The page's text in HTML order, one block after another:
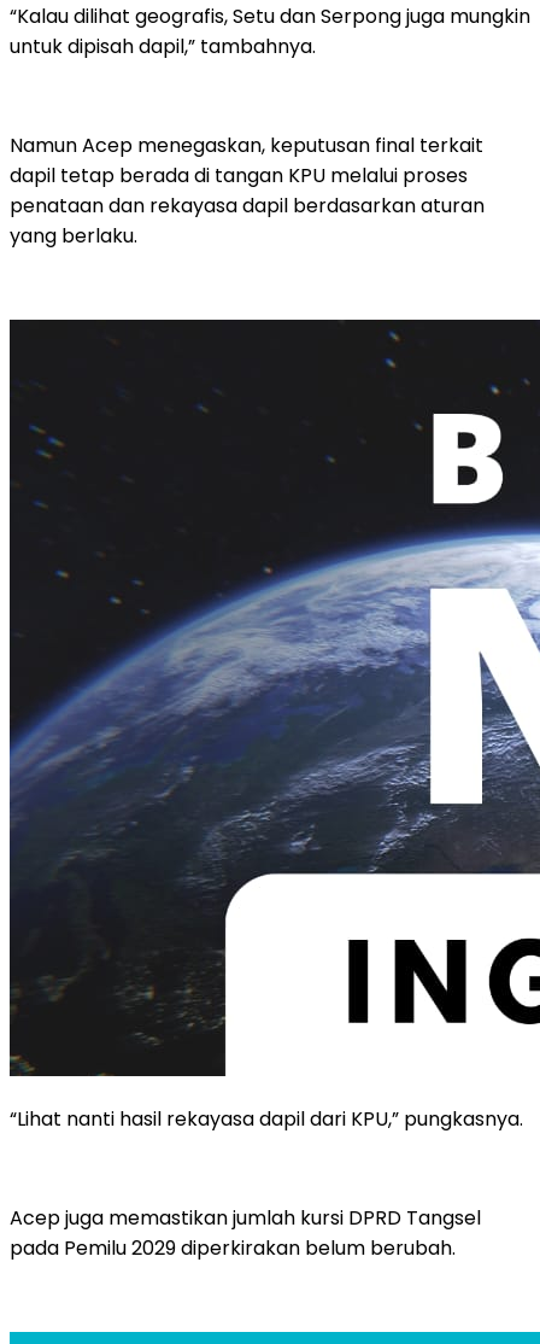
“Kalau dilihat geografis, Setu dan Serpong juga mungkin
untuk dipisah dapil,” tambahnya.
Namun Acep menegaskan, keputusan final terkait
dapil tetap berada di tangan KPU melalui proses
penataan dan rekayasa dapil berdasarkan aturan
yang berlaku.
“Lihat nanti hasil rekayasa dapil dari KPU,” pungkasnya.
Acep juga memastikan jumlah kursi DPRD Tangsel
pada Pemilu 2029 diperkirakan belum berubah.